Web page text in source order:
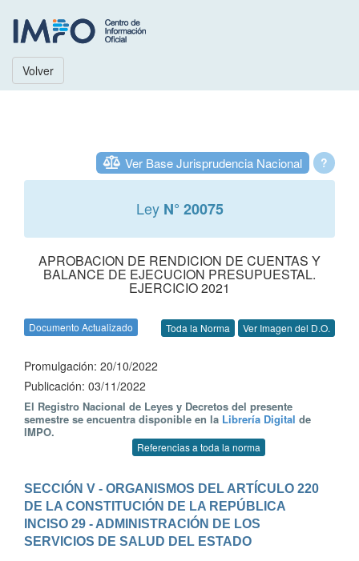
Volver
?
Ver Base Jurisprudencia Nacional
Ley N° 20075
APROBACION DE RENDICION DE CUENTAS Y
BALANCE DE EJECUCION PRESUPUESTAL.
EJERCICIO 2021
Documento Actualizado Toda la Norma Ver Imagen del D.O.
Promulgación: 20/10/2022
Publicación: 03/11/2022
El Registro Nacional de Leyes y Decretos del presente
semestre se encuentra disponible en la Librería Digital de
IMPO.
Referencias a toda la norma
SECCIÓN V - ORGANISMOS DEL ARTÍCULO 220
DE LA CONSTITUCIÓN DE LA REPÚBLICA
INCISO 29 - ADMINISTRACIÓN DE LOS
SERVICIOS DE SALUD DEL ESTADO